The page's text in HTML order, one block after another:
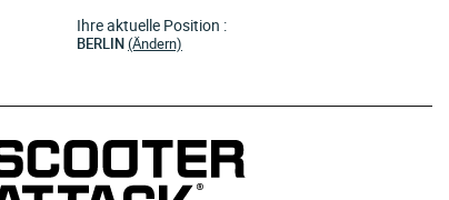
Ihre aktuelle Position :
BERLIN(Ändern)